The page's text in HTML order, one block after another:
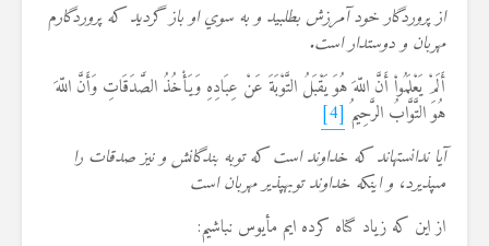
از پروردگار خود آمرزش بطلبيد و به سوي او باز گرديد كه پروردگارم
مهربان و دوستدار است.
أَلَمْ يَعْلَمُواْ أَنَّ اللّهَ هُوَ يَقْبَلُ التَّوْبَةَ عَنْ عِبَادِهِ وَيَأْخُذُ الصَّدَقَاتِ وَأَنَّ اللّهَ
هُوَ التَّوَّابُ الرَّحِيمُ [4]
آيا ندانسته‏اند كه خداوند است كه توبه بندگانش و نيز صدقات را
مى‏پذيرد، و اينكه خداوند توبه‏پذير مهربان است‏
از این که زیاد گناه کرده ایم مأیوس نباشیم: